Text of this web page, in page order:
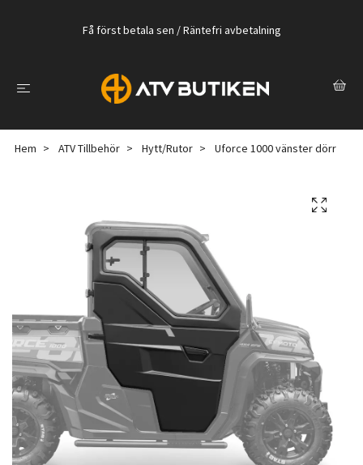
Få först betala sen / Räntefri avbetalning
Hem ATV Tillbehör Hytt/Rutor Uforce 1000 vänster dörr